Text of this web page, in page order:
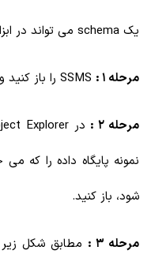
یک schema می تواند در ابزار SSMS نیز ایجاد شود.
مرحله 1 :
مرحله 2 :
شود، باز کنید.
مرحله 3 :